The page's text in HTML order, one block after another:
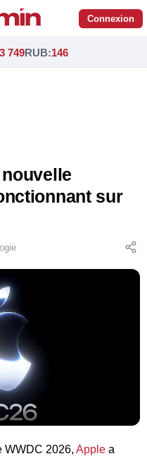
Connexion
749RUB:146
sur
WWDC 2026, Apple a